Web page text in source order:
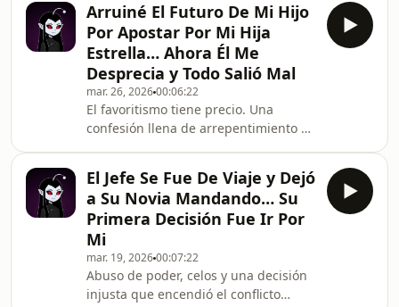
#Relaciones #DramaReal
#RedditEnEspañol #HistoriasVirales
Arruiné El Futuro De Mi Hijo
Por Apostar Por Mi Hija
Estrella… Ahora Él Me
Desprecia y Todo Salió Mal
mar. 26, 202600:06:22
El favoritismo tiene precio. Una
confesión llena de arrepentimiento y
#DramaFamiliar #RedditHistorias
#PodcastDeReddit
El Jefe Se Fue De Viaje y Dejó
a Su Novia Mandando… Su
Primera Decisión Fue Ir Por
Mi
mar. 19, 202600:07:22
Abuso de poder, celos y una decisión
injusta que encendió el conflicto